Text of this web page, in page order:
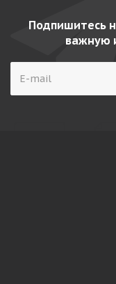
Подпишитесь
важную